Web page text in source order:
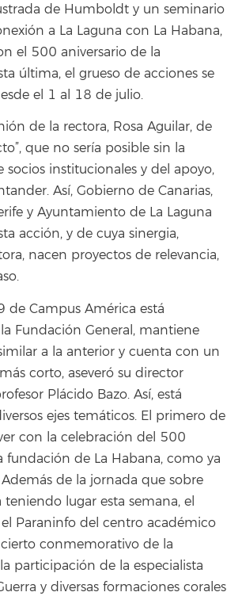
de Humboldt y un seminario
a La Laguna con La Habana,
el 500 aniversario de la
última, el grueso de acciones se
el 1 al 18 de julio.
de la rectora, Rosa Aguilar, de
que no sería posible sin la
socios institucionales y del apoyo,
Así, Gobierno de Canarias,
y Ayuntamiento de La Laguna
acción, y de cuya sinergia,
nacen proyectos de relevancia,
de Campus América está
Fundación General, mantiene
a la anterior y cuenta con un
corto, aseveró su director
Plácido Bazo. Así, está
ejes temáticos. El primero de
con la celebración del 500
fundación de La Habana, como ya
de la jornada que sobre
lugar esta semana, el
Paraninfo del centro académico
conmemorativo de la
participación de la especialista
y diversas formaciones corales